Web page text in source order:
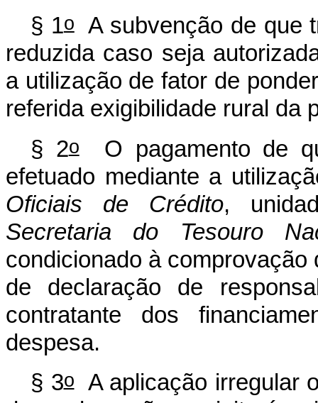
§ 1oA subvenção de que
reduzida caso seja
a utilização de fator de
referida exigibilidade rural da
§ 2oO pagamento de
efetuado mediante a
Oficiais de Crédito,
Secretaria do Tesouro
condicionado à
de declaração de
contratante dos
despesa.
§ 3oA aplicação irregular